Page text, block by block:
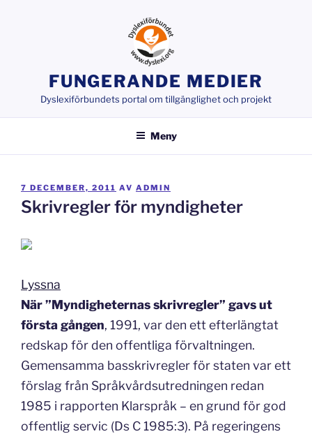
FUNGERANDE MEDIER
Dyslexiförbundets portal om tillgänglighet och projekt
Meny
PUBLICERAT
7 DECEMBER, 2011 AV ADMIN
Skrivregler för myndigheter
Lyssna
När ”Myndigheternas skrivregler” gavs ut
första gången, 1991, var den ett efterlängtat
redskap för den offentliga förvaltningen.
Gemensamma basskrivregler för staten var ett
förslag från Språkvårdsutredningen redan
1985 i rapporten Klarspråk – en grund för god
offentlig servic (Ds C 1985:3). På regeringens